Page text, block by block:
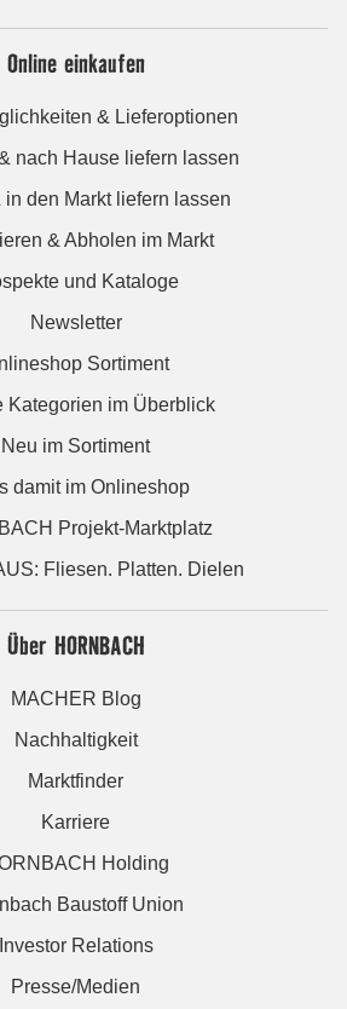
Online einkaufen
& Lieferoptionen
nach Hause liefern lassen
in den Markt liefern lassen
& Abholen im Markt
und Kataloge
Newsletter
Sortiment
Kategorien im Überblick
Neu im Sortiment
damit im Onlineshop
Projekt-Marktplatz
Fliesen. Platten. Dielen
Über HORNBACH
MACHER Blog
Nachhaltigkeit
Marktfinder
Karriere
Holding
Baustoff Union
Investor Relations
Presse/Medien